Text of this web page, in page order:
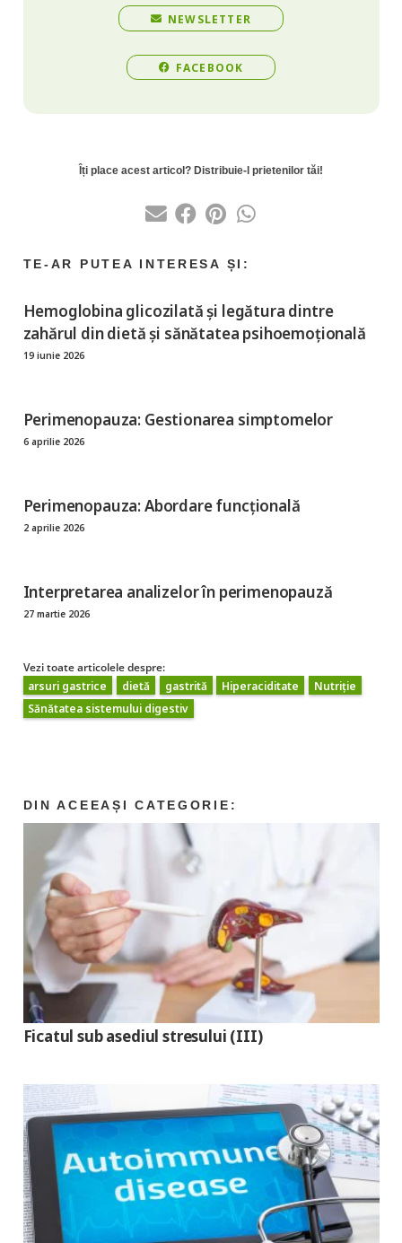
Hemoglobina glicozilată şi legătura dintre
zahărul din dietă şi sănătatea psihoemoțională
19 iunie 2026
Perimenopauza: Gestionarea simptomelor
6 aprilie 2026
Perimenopauza: Abordare funcțională
2 aprilie 2026
Interpretarea analizelor în perimenopauză
27 martie 2026
Vezi toate articolele despre:
arsuri gastrice
dietă gastrită Hiperaciditate
Nutriție
Sănătatea sistemului digestiv
NEWSLETTER
FACEBOOK
Ficatul sub asediul stresului (III)